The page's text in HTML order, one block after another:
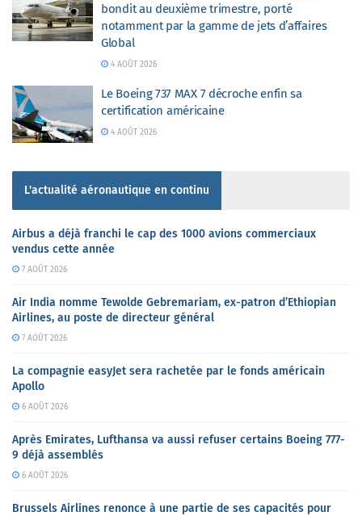
bondit au deuxième trimestre, porté
notamment par la gamme de jets d’affaires
Global
4 AOÛT 2026
Le Boeing 737 MAX 7 décroche enfin sa
certification américaine
4 AOÛT 2026
L'actualité aéronautique en continu
Airbus a déjà franchi le cap des 1000 avions commerciaux
vendus cette année
7 AOÛT 2026
Air India nomme Tewolde Gebremariam, ex-patron d’Ethiopian
Airlines, au poste de directeur général
7 AOÛT 2026
La compagnie easyJet sera rachetée par le fonds américain
Apollo
6 AOÛT 2026
Après Emirates, Lufthansa va aussi refuser certains Boeing 777-
9 déjà assemblés
6 AOÛT 2026
Brussels Airlines renonce à une partie de ses capacités pour